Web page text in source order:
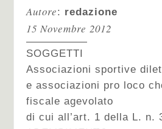
Autore: redazione
15 Novembre 2012
SOGGETTI
Associazioni sportive
e associazioni pro loco
fiscale agevolato
di cui all’art. 1 della L. n.